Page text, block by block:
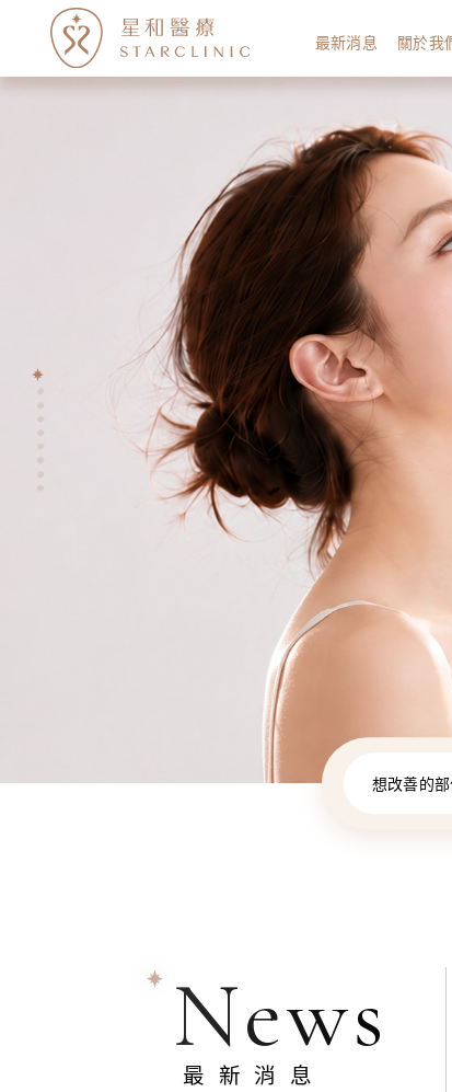
最新消息 關於我
想改善的部
News
最新消息